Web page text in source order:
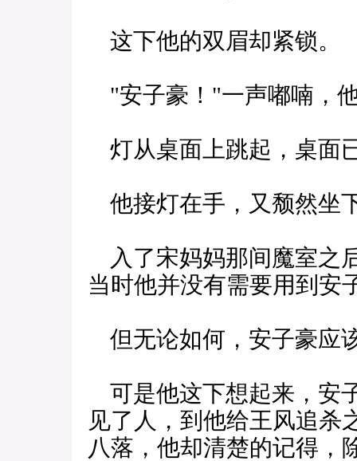
这下他的双眉却紧锁。
"安子豪！"一声嘟喃，
灯从桌面上跳起，桌面
他接灯在手，又颓然坐
入了宋妈妈那间魔室之
当时他并没有需要用到安
但无论如何，安子豪应
可是他这下想起来，安
见了人，到他给王风追杀
八落，他却清楚的记得，